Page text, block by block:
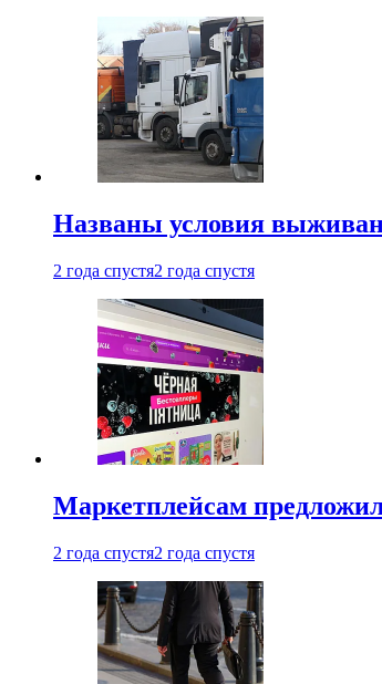
Названы условия
2 года спустя2 года спустя
Маркетплейсам
2 года спустя2 года спустя